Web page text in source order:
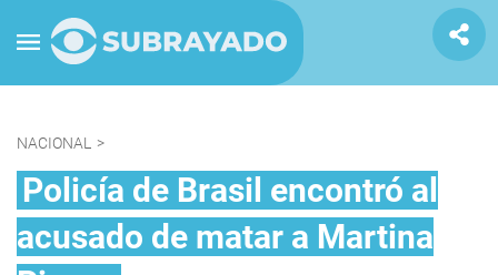
NACIONAL >
Policía de Brasil encontró al
acusado de matar a Martina